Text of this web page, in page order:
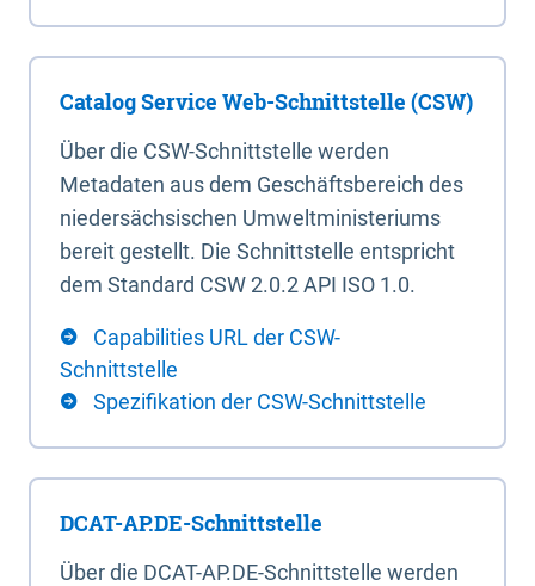
Catalog Service Web-Schnittstelle (CSW)
Über die CSW-Schnittstelle werden
Metadaten aus dem Geschäftsbereich des
niedersächsischen Umweltministeriums
bereit gestellt. Die Schnittstelle entspricht
dem Standard CSW 2.0.2 API ISO 1.0.
Capabilities URL der CSW-
Schnittstelle
Spezifikation der CSW-Schnittstelle
DCAT-AP.DE-Schnittstelle
Über die DCAT-AP.DE-Schnittstelle werden